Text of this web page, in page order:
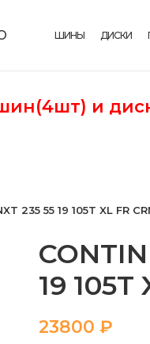
ШИНЫ ДИСКИ
и
235 55 19 105T XL FR
19 105T
₽